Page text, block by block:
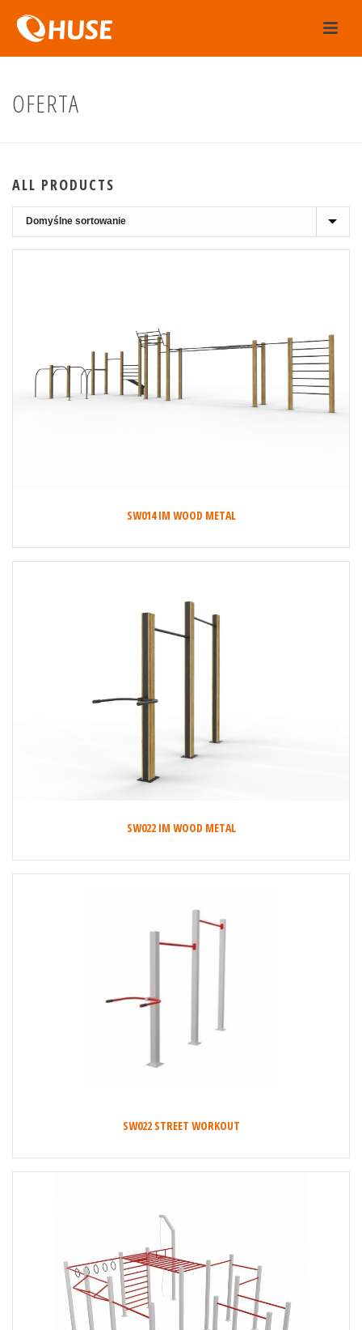
OFERTA
ALL PRODUCTS
SW014 IM WOOD METAL
SW022 IM WOOD METAL
SW022 STREET WORKOUT